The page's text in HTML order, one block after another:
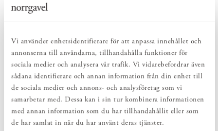
Vi använder enhetsidentifierare för att anpassa innehållet och
annonserna till användarna, tillhandahålla funktioner för
sociala medier och analysera vår trafik. Vi vidarebefordrar även
sådana identifierare och annan information från din enhet till
de sociala medier och annons- och analysföretag som vi
samarbetar med. Dessa kan i sin tur kombinera informationen
med annan information som du har tillhandahållit eller som
de har samlat in när du har använt deras tjänster.
NATURLIGT & LÅNGSIKTIGT
Bruksföremål och inredningsdetaljer som genomgående är tillverkade av
PRODUKTBESKRIVNING
Kvadratisk tändsticksask från Archivist Gallery, framtagen i
har både en praktisk och estetisk funktion. Asken är en fin
inredningsdetalj i hemmet och är också den perfekta presenten.
Askarna innehåller 125 st långa tändstickor.
Archivist Gallery grundades i England 1998. Som namnet antyder